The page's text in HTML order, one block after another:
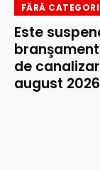
FĂRĂ
Este
de
august 2026